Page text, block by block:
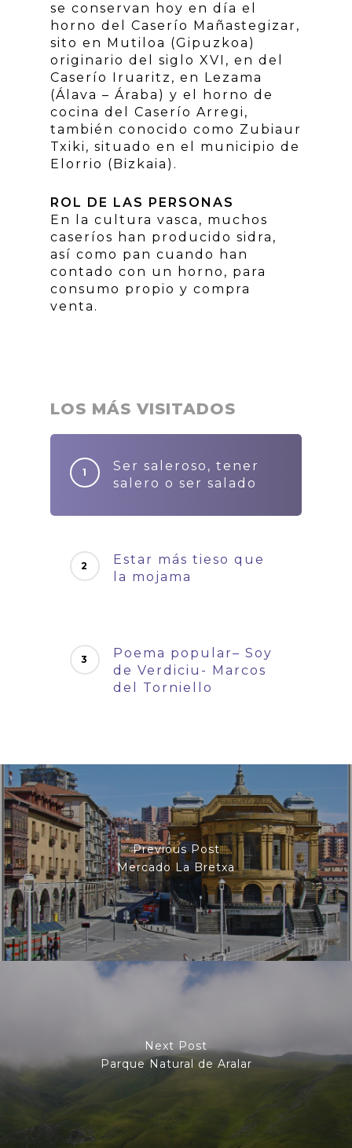
se conservan hoy en día el
horno del Caserío Mañastegizar,
sito en Mutiloa (Gipuzkoa)
originario del siglo XVI, en del
Caserío Iruaritz, en Lezama
(Álava – Áraba) y el horno de
cocina del Caserío Arregi,
también conocido como Zubiaur
Txiki, situado en el municipio de
Elorrio (Bizkaia).
ROL DE LAS PERSONAS
En la cultura vasca, muchos
caseríos han producido sidra,
así como pan cuando han
contado con un horno, para
consumo propio y compra
venta.
LOS MÁS VISITADOS
Ser saleroso, tener
salero o ser salado
Estar más tieso que
la mojama
Poema popular– Soy
de Verdiciu- Marcos
del Torniello
Previous Post
Mercado La Bretxa
Next Post
Parque Natural de Aralar